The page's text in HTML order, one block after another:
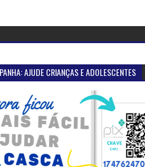
AJUDE CRIANÇAS E ADOLESCENTES